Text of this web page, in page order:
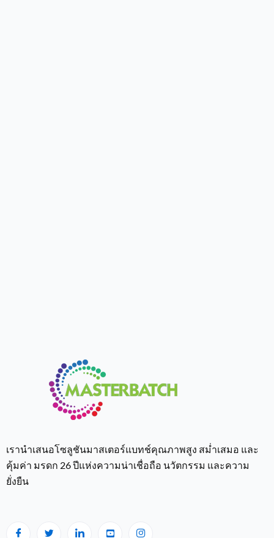
เรานำเสนอโซลูชันมาสเตอร์แบทช์คุณภาพสูง สม่ำเสมอ และ
คุ้มค่า มรดก 26 ปีแห่งความน่าเชื่อถือ นวัตกรรม และความ
ยั่งยืน